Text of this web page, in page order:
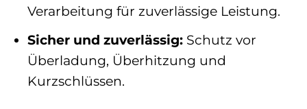
Verarbeitung für zuverlässige Leistung.
Sicher und zuverlässig: Schutz vor
Überladung, Überhitzung und
Kurzschlüssen.